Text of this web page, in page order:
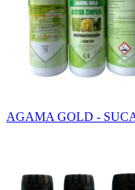
AGAMA GOLD -